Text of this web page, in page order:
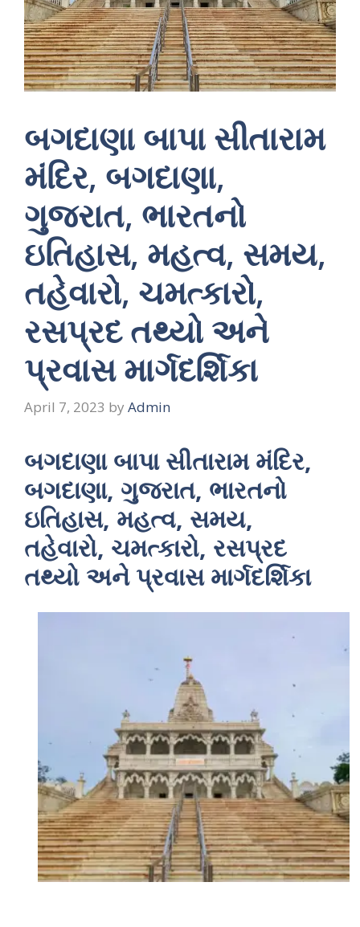
બગદાણા બાપા સીતારામ
મંદિર, બગદાણા,
ગુજરાત, ભારતનો
ઇતિહાસ, મહત્વ, સમય,
તહેવારો, ચમત્કારો,
રસપ્રદ તથ્યો અને
પ્રવાસ માર્ગદર્શિકા
April 7, 2023 by Admin
બગદાણા બાપા સીતારામ મંદિર,
બગદાણા, ગુજરાત, ભારતનો
ઇતિહાસ, મહત્વ, સમય,
તહેવારો, ચમત્કારો, રસપ્રદ
તથ્યો અને પ્રવાસ માર્ગદર્શિકા